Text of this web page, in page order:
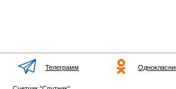
Телеграмм